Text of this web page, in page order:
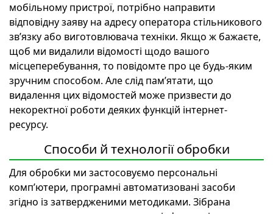
мобільному пристрої, потрібно направити
відповідну заяву на адресу оператора стільникового
зв’язку або виготовлювача техніки. Якщо ж бажаєте,
щоб ми видалили відомості щодо вашого
місцеперебування, то повідомте про це будь-яким
зручним способом. Але слід пам’ятати, що
видалення цих відомостей може призвести до
некоректної роботи деяких функцій інтернет-
ресурсу.
Способи й технології обробки
Для обробки ми застосовуємо персональні
комп’ютери, програмні автоматизовані засоби
згідно із затвердженими методиками. Зібрана